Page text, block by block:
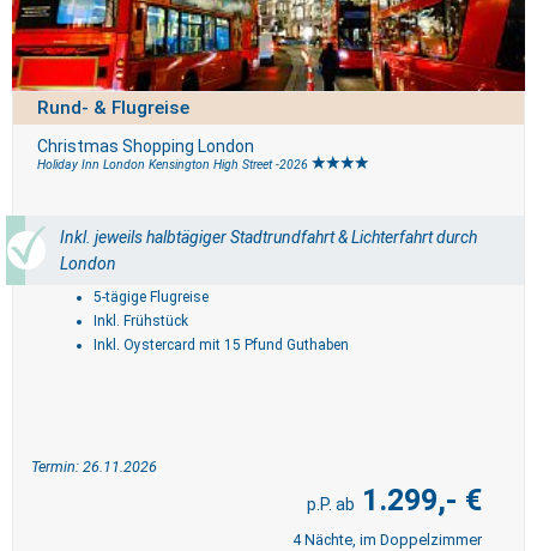
Rund- & Flugreise
Christmas Shopping London
Holiday Inn London Kensington High Street -2026
Inkl. jeweils halbtägiger Stadtrundfahrt & Lichterfahrt durch
London
5-tägige Flugreise
Inkl. Frühstück
Inkl. Oystercard mit 15 Pfund Guthaben
Termin: 26.11.2026
1.299,- €
4 Nächte, im Doppelzimmer